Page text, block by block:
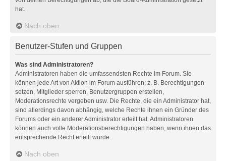
hat.
Nach oben
Benutzer-Stufen und Gruppen
Was sind Administratoren?
Administratoren haben die umfassendsten Rechte im Forum. Sie
können jede Art von Aktion im Forum ausführen; z. B. Berechtigungen
setzen, Mitglieder sperren, Benutzergruppen erstellen,
Moderationsrechte vergeben usw. Die Rechte, die ein Administrator hat,
sind allerdings davon abhängig, welche Rechte ihnen ein Gründer des
Forums oder ein anderer Administrator erteilt hat. Administratoren
können auch volle Moderationsberechtigungen haben, wenn ihnen das
entsprechende Recht erteilt wurde.
Nach oben